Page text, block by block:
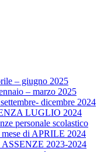
– giugno 2025
– marzo 2025
dicembre 2024
LUGLIO 2024
personale scolastico
di APRILE 2024
2023-2024